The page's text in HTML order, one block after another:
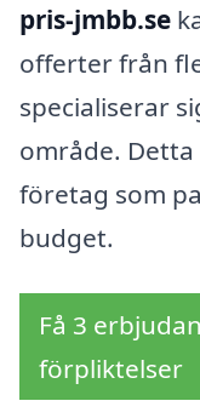
pris-jmbb.se
offerter från
specialiserar
område.
företag som
budget.
Få 3
förpliktelser